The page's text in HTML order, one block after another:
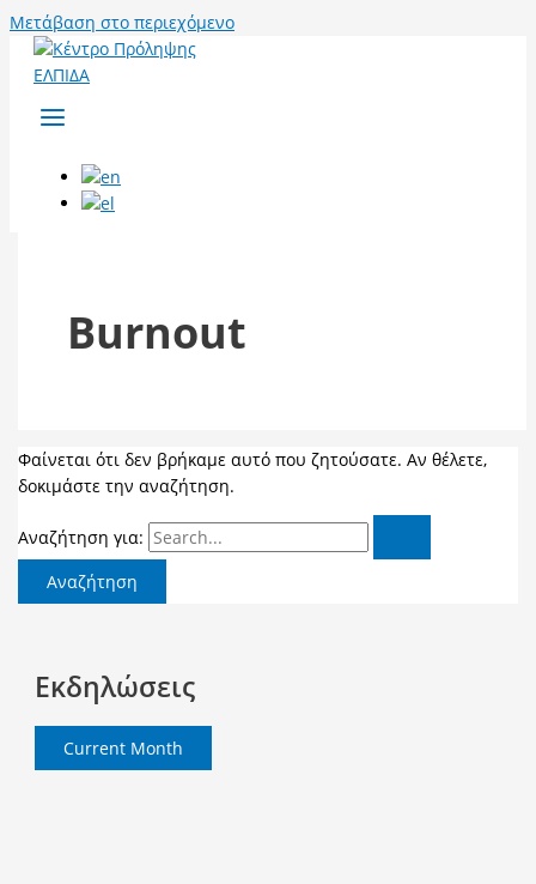
Μετάβαση στο περιεχόμενο
Burnout
Φαίνεται ότι δεν βρήκαμε αυτό που ζητούσατε. Αν θέλετε,
δοκιμάστε την αναζήτηση.
Αναζήτηση για:
Εκδηλώσεις
Current Month